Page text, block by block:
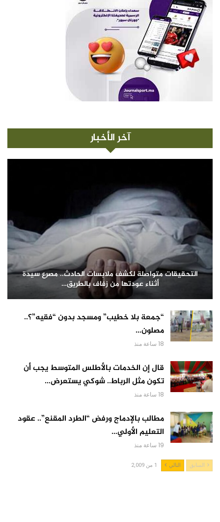
آخر الأخبار
التحقيقات متواصلة لكشف ملابسات الحادث.. مصرع سيدة
أثناء عودتها من زفاف بالطريق…
“جمعة بلا خطيب” ومسجد بدون “فقيه”؟..
مصلون…
18 ساعة منذ
قال إن الخدمات بالأطلس المتوسط يجب أن
تكون مثل الرباط.. شوكي يستعرض…
18 ساعة منذ
مطالب بالإدماج ورفض “الطرد المقنع”.. عقود
التعليم الأولي…
19 ساعة منذ
السابق التالي 1 من 2,009